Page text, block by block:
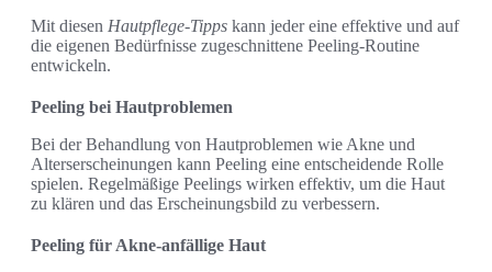
Mit diesen Hautpflege-Tipps kann jeder eine effektive und auf
die eigenen Bedürfnisse zugeschnittene Peeling-Routine
entwickeln.
Peeling bei Hautproblemen
Bei der Behandlung von Hautproblemen wie Akne und
Alterserscheinungen kann Peeling eine entscheidende Rolle
spielen. Regelmäßige Peelings wirken effektiv, um die Haut
zu klären und das Erscheinungsbild zu verbessern.
Peeling für Akne-anfällige Haut